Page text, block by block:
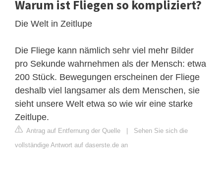
Warum ist Fliegen so kompliziert?
Die Welt in Zeitlupe
Die Fliege kann nämlich sehr viel mehr Bilder
pro Sekunde wahrnehmen als der Mensch: etwa
200 Stück. Bewegungen erscheinen der Fliege
deshalb viel langsamer als dem Menschen, sie
sieht unsere Welt etwa so wie wir eine starke
Zeitlupe.
Antrag auf Entfernung der Quelle | Sehen Sie sich die
vollständige Antwort auf daserste.de an